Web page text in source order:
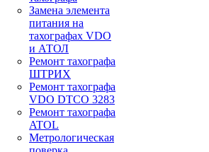
Замена элемента
питания на
тахографах VDO
и АТОЛ
Ремонт тахографа
ШТРИХ
Ремонт тахографа
VDO DTCO 3283
Ремонт тахографа
ATOL
Метрологическая